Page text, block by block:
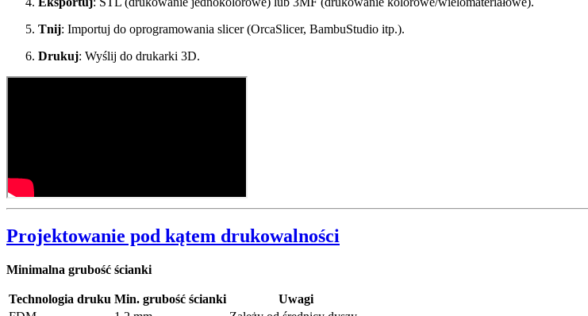
Tnij: Importuj do oprogramowania slicer (OrcaSlicer, BambuStudio itp.).
Drukuj: Wyślij do drukarki 3D.
Projektowanie pod kątem drukowalności
Minimalna grubość ścianki
Technologia druku Min. grubość ścianki
Uwagi